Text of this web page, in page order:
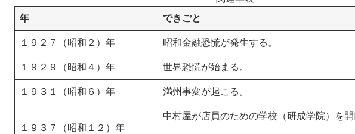
年
できごと
１９２７（昭和２）年 昭和金融恐慌が発生する。
１９２９（昭和４）年 世界恐慌が始まる。
１９３１（昭和６）年 満州事変が起こる。
１９３７（昭和１２）年
中村屋が店員のための学校（研成学院）を開